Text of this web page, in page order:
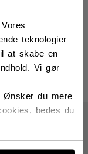
teknologier
at skabe en
Vi gør
Ønsker du mere
bedes du
Åbn